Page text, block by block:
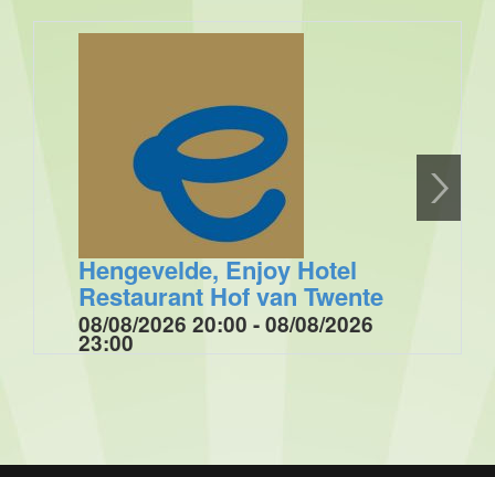
Hengevelde, Enjoy Hotel
Restaurant Hof van Twente
08/08/2026 20:00 - 08/08/2026
23:00